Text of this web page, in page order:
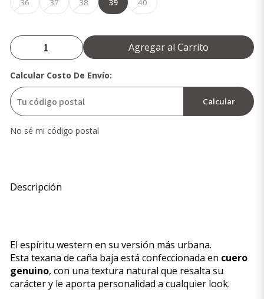
36 37 38 39 40
Agregar al Carrito
Calcular Costo De Envío:
Calcular
No sé mi código postal
Descripción
El espíritu western en su versión más urbana.
Esta texana de caña baja está confeccionada en cuero
genuino, con una textura natural que resalta su
carácter y le aporta personalidad a cualquier look.